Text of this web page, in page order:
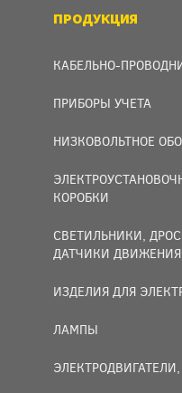
ПРОДУКЦИЯ
КАБЕЛЬНО-
ПРИБОРЫ УЧЕТА
НИЗКОВОЛЬТНОЕ
КОРОБКИ
СВЕТИЛЬНИКИ,
ДАТЧИКИ ДВИЖЕНИЯ
ИЗДЕЛИЯ ДЛЯ
ЛАМПЫ
ЭЛЕКТРОДВИГАТЕЛИ,